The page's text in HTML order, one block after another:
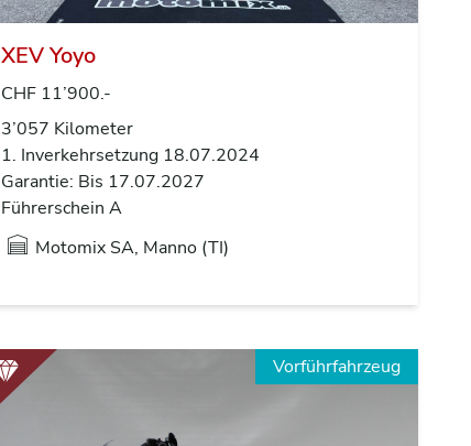
XEV Yoyo
CHF 11’900.-
3’057 Kilometer
1. Inverkehrsetzung 18.07.2024
Garantie: Bis 17.07.2027
Führerschein A
Motomix SA, Manno (TI)
Vorführfahrzeug